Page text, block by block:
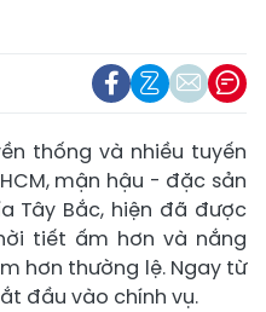
thống và nhiều tuyến
mận hậu - đặc sản
Tây Bắc, hiện đã được
tiết ấm hơn và nắng
hơn thường lệ. Ngay từ
đầu vào chính vụ.